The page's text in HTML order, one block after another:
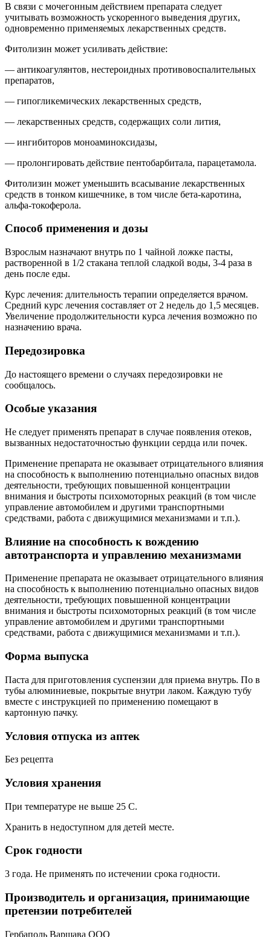
В связи с мочегонным действием препарата следует
учитывать возможность ускоренного выведения других,
одновременно применяемых лекарственных средств.
Фитолизин может усиливать действие:
— антикоагулянтов, нестероидных противовоспалительных
препаратов,
— гипогликемических лекарственных средств,
— лекарственных средств, содержащих соли лития,
— ингибиторов моноаминоксидазы,
— пролонгировать действие пентобарбитала, парацетамола.
Фитолизин может уменьшить всасывание лекарственных
средств в тонком кишечнике, в том числе бета-каротина,
альфа-токоферола.
Способ применения и дозы
Взрослым назначают внутрь по 1 чайной ложке пасты,
растворенной в 1/2 стакана теплой сладкой воды, 3-4 раза в
день после еды.
Курс лечения: длительность терапии определяется врачом.
Средний курс лечения составляет от 2 недель до 1,5 месяцев.
Увеличение продолжительности курса лечения возможно по
назначению врача.
Передозировка
До настоящего времени о случаях передозировки не
сообщалось.
Особые указания
Не следует применять препарат в случае появления отеков,
вызванных недостаточностью функции сердца или почек.
Применение препарата не оказывает отрицательного влияния
на способность к выполнению потенциально опасных видов
деятельности, требующих повышенной концентрации
внимания и быстроты психомоторных реакций (в том числе
управление автомобилем и другими транспортными
средствами, работа с движущимися механизмами и т.п.).
Влияние на способность к вождению
автотранспорта и управлению механизмами
Применение препарата не оказывает отрицательного влияния
на способность к выполнению потенциально опасных видов
деятельности, требующих повышенной концентрации
внимания и быстроты психомоторных реакций (в том числе
управление автомобилем и другими транспортными
средствами, работа с движущимися механизмами и т.п.).
Форма выпуска
Паста для приготовления суспензии для приема внутрь. По в
тубы алюминиевые, покрытые внутри лаком. Каждую тубу
вместе с инструкцией по применению помещают в
картонную пачку.
Условия отпуска из аптек
Без рецепта
Условия хранения
При температуре не выше 25 С.
Хранить в недоступном для детей месте.
Срок годности
3 года. Не применять по истечении срока годности.
Производитель и организация, принимающие
претензии потребителей
Гербаполь Варшава ООО